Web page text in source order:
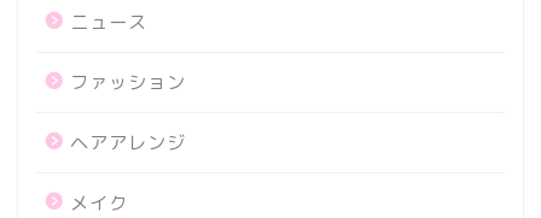
ニュース
ファッション
ヘアアレンジ
メイク